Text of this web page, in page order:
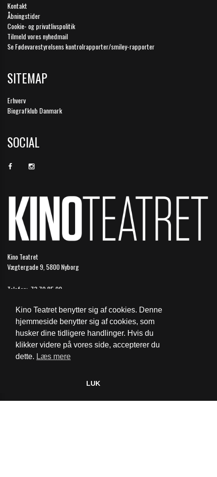
Kino Teatret benytter sig af cookies. Denne
hjemmeside benytter sig af cookies, som
husker dine tidligere handlinger. Hvis du
klikker videre på vores side, accepterer du
dette. Læs mere
LUK
Kontakt
Åbningstider
Cookie- og privatlivspolitik
Tilmeld vores nyhedmail
Se Fødevarestyrelsens kontrolrapporter/smiley-rapporter
SITEMAP
Erhverv
Biografklub Danmark
SOCIAL
Kino Teatret
Vægtergade 9, 5800 Nyborg
Telefon: 73 70 85 99
Åbningstider
Cookie- og privatlivspolitik